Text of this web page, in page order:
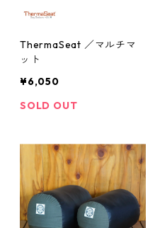
ThermaSeat ／マルチマ
ット
¥6,050
SOLD OUT